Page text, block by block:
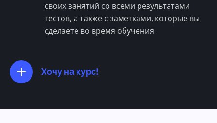
своих занятий со всеми результатами
тестов, а также с заметками, которые вы
сделаете во время обучения.
Хочу на курс!